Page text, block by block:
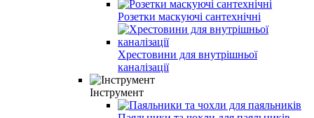
Розетки маскуючі сантехнічні
Хрестовини для внутрішньої
каналізації
Інструмент